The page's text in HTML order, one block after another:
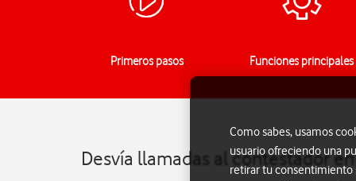
Primeros pasos Funciones principales
Desvía llamadas al contestador
Como sabes, usamos
usuario ofreciendo una
retirar tu consentimiento